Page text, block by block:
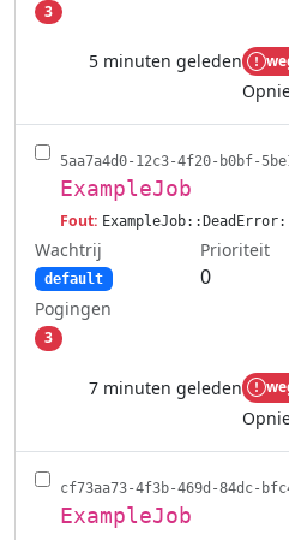
3
5 minuten geleden
5aa7a4d0-12c3-4f20-b0bf-
ExampleJob
Fout:
Wachtrij
default
Prioriteit
0
Pogingen
3
7 minuten geleden
cf73aa73-4f3b-469d-84dc-
ExampleJob